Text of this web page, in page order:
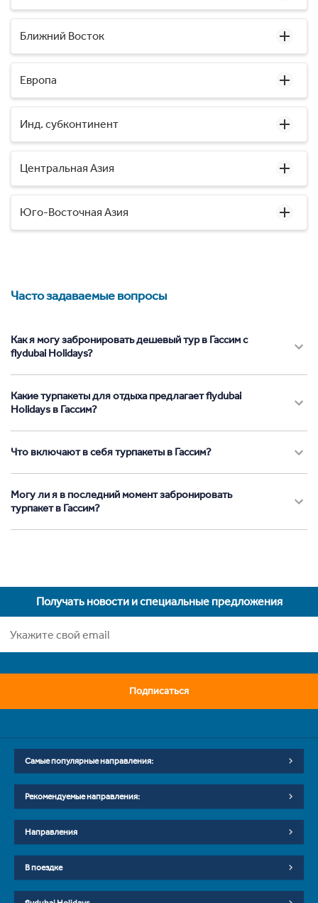
Ближний Восток
Европа
Инд. субконтинент
Центральная Азия
Юго-Восточная Азия
Часто задаваемые вопросы
Как я могу забронировать дешевый тур в Гассим с
flydubai Holidays?
Какие турпакеты для отдыха предлагает flydubai
Holidays в Гассим?
Что включают в себя турпакеты в Гассим?
Могу ли я в последний момент забронировать
турпакет в Гассим?
Получать новости и специальные предложения
Подписаться
Самые популярные направления:
Рекомендуемые направления:
Направления
В поездке